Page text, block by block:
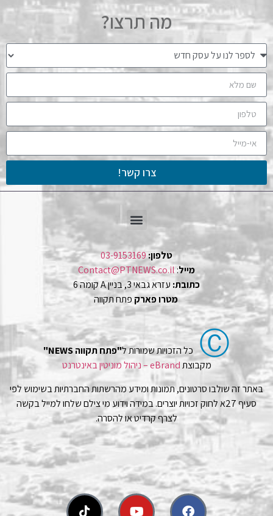
מה תרצו?
צרו קשר!
טלפון:03-9153169
מייל:
Contact@PTNEWS.co.il
כתובת: עזרא גבאי 3, בניין A קומה 6
מטרו פארק פתח תקווה
Ⓒ כל הזכויות שמורות ל"פתח תקווה NEWS"
מקבוצתeBrand – ניהול מוניטין באינטרנט
באתר זה שולבו סרטונים, תמונות ומידע מהרשתות החברתיות בשימוש לפי
סעיף 27א לחוק זכויות יוצרים. במידה וידוע מי צילם שלחו למייל בקשה
לצרף קרדיט או להסרה.